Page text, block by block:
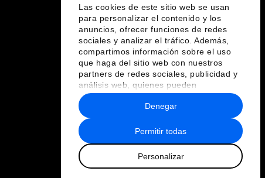
Las cookies de este sitio web se usan
para personalizar el contenido y los
anuncios, ofrecer funciones de redes
sociales y analizar el tráfico. Además,
compartimos información sobre el uso
que haga del sitio web con nuestros
partners de redes sociales, publicidad y
análisis web, quienes pueden
combinarla con otra información que les
haya proporcionado o que hayan
recopilado a partir del uso que haya
hecho de sus servicios.
Permitir todas
Personalizar
Denegar